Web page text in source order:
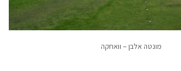
מונטה אלבן – וואחקה